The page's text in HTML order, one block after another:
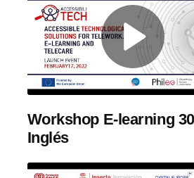
Workshop E-learning
Inglés